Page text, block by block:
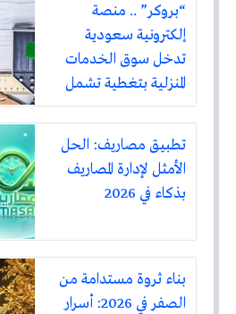
“بروكر” .. منصة
إلكترونية سعودية
تدخل سوق الخدمات
المنزلية بتغطية تشمل
أكثر من ثلاثين مدينة
تطبيق مصاريف: الحل
الأمثل لإدارة المصاريف
بذكاء في 2026
بناء ثروة مستدامة من
الصفر في 2026: أسرار